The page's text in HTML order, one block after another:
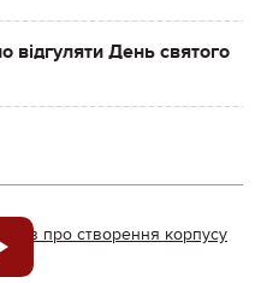
відгуляти День святого